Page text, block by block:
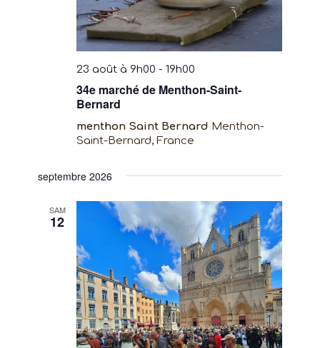
34e marché de Menthon-Saint-
Bernard
23 août à 9h00 -19h00
menthon Saint Bernard Menthon-
Saint-Bernard, France
septembre 2026
SAM
12